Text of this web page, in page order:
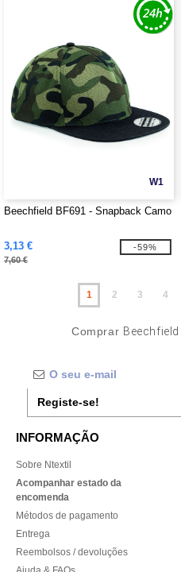
W1
Beechfield BF691 - Snapback Camo
3,13 €
7,60 €
-59%
1 2 3 4
Comprar Beechfield
Registe-se!
INFORMAÇÃO
Sobre Ntextil
Acompanhar estado da
encomenda
Métodos de pagamento
Entrega
Reembolsos / devoluções